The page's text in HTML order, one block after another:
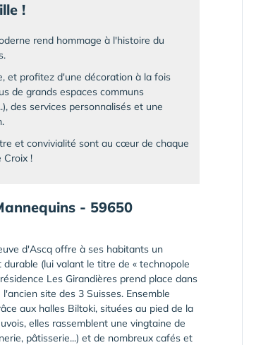
!
rend hommage à l'histoire du
et profitez d'une décoration à la fois
de grands espaces communs
des services personnalisés et une
et convivialité sont au cœur de chaque
Croix !
- 59650
d'Ascq offre à ses habitants un
(lui valant le titre de « technopole
Les Girandières prend place dans
site des 3 Suisses. Ensemble
aux halles Biltoki, situées au pied de la
elles rassemblent une vingtaine de
pâtisserie...) et de nombreux cafés et